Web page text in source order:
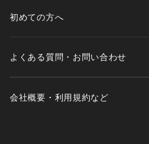
初めての方へ
よくある質問・お問い合わせ
会社概要・利用規約など